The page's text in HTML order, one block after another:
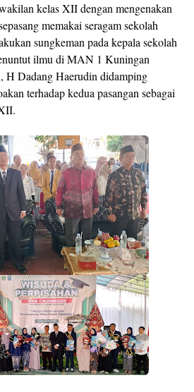
kelas XII dengan mengenakan
memakai seragam sekolah
sungkeman pada kepala sekolah
ilmu di MAN 1 Kuningan
H Dadang Haerudin didamping
terhadap kedua pasangan sebagai